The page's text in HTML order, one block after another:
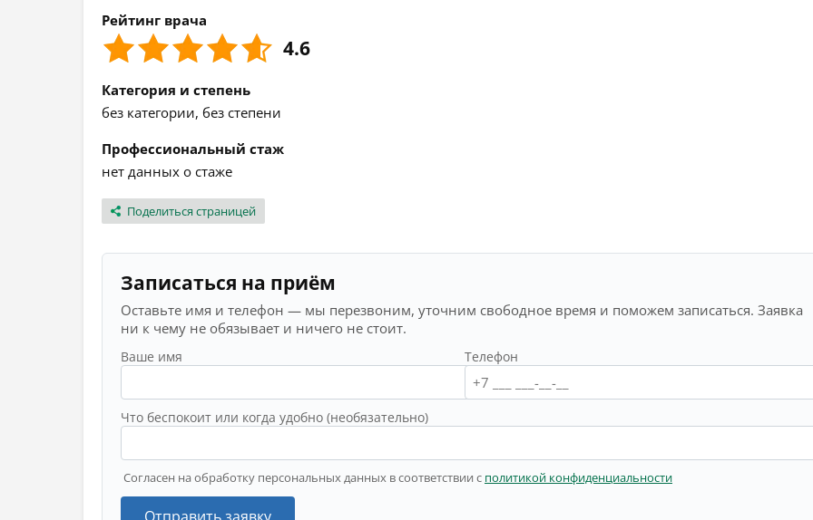
Рейтинг врача
4.6
Категория и степень
без категории, без степени
Профессиональный стаж
нет данных о стаже
Поделиться страницей
Записаться на приём
Оставьте имя и телефон — мы перезвоним, уточним свободное время и поможем записаться. Заявка
ни к чему не обязывает и ничего не стоит.
Ваше имя Телефон
Что беспокоит или когда удобно (необязательно)
Согласен на обработку персональных данных в соответствии с политикой конфиденциальности
Отправить заявку